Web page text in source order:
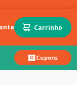
Cupons